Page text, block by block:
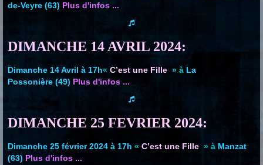
de-Veyre (63) Plus d'infos ...
DIMANCHE 14 AVRIL 2024:
Dimanche 14 Avril à 17h« C’est une Fille » à La
Possonière (49) Plus d'infos ...
DIMANCHE 25 FEVRIER 2024:
Dimanche 25 février 2024 à 17h « C’est une Fille » à Manzat
(63) Plus d'infos ...